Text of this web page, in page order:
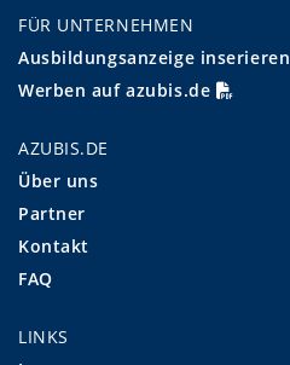
FÜR UNTERNEHMEN
Ausbildungsanzeige inserieren
Werben auf azubis.de
AZUBIS.DE
Über uns
Partner
Kontakt
FAQ
LINKS